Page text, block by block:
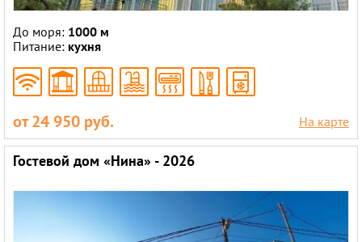
До моря: 1000 м
Питание: кухня
от 24 950 руб. На карте
Гостевой дом «Нина» - 2026